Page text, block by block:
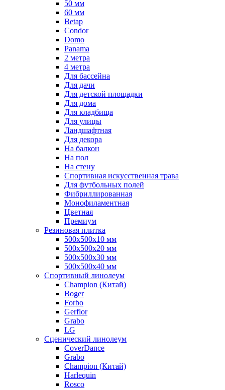
50 мм
60 мм
Betap
Condor
Domo
Panama
2 метра
4 метра
Для бассейна
Для дачи
Для детской площадки
Для дома
Для кладбища
Для улицы
Ландшафтная
Для декора
На балкон
На пол
На стену
Спортивная искусственная трава
Для футбольных полей
Фибриллированная
Монофиламентная
Цветная
Премиум
Резиновая плитка
500х500х10 мм
500х500х20 мм
500х500х30 мм
500х500х40 мм
Спортивный линолеум
Champion (Китай)
Boger
Forbo
Gerflor
Grabo
LG
Сценический линолеум
CoverDance
Grabo
Champion (Китай)
Harlequin
Rosco